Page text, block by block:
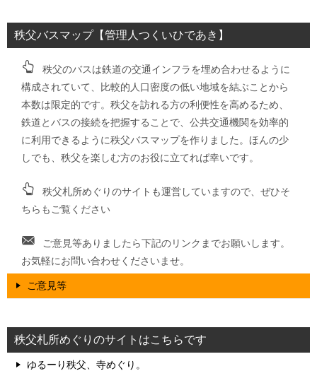
秩父バスマップ【管理人つくいひであき】
秩父のバスは鉄道の交通インフラを埋め合わせるように
構成されていて、比較的人口密度の低い地域を結ぶことから
本数は限定的です。秩父を訪れる方の利便性を高めるため、
鉄道とバスの接続を把握することで、公共交通機関を効率的
に利用できるように秩父バスマップを作りました。ほんの少
しでも、秩父を楽しむ方のお役に立てれば幸いです。
秩父札所めぐりのサイトも運営していますので、ぜひそ
ちらもご覧ください
ご意見等ありましたら下記のリンクまでお願いします。
お気軽にお問い合わせくださいませ。
ご意見等
秩父札所めぐりのサイトはこちらです
ゆるーり秩父、寺めぐり。